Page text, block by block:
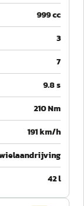
999 cc
3
7
9.8 s
210 Nm
191 km/h
42 l